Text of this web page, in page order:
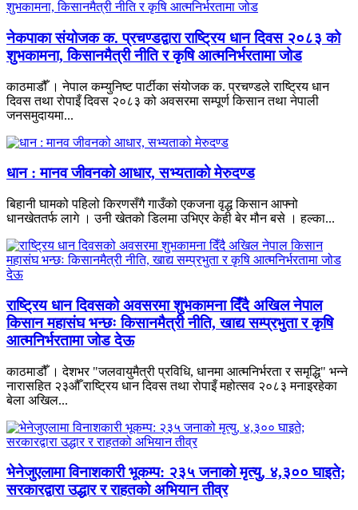
नेकपाका संयोजक क. प्रचण्डद्वारा राष्ट्रिय धान दिवस २०८३ को
शुभकामना, किसानमैत्री नीति र कृषि आत्मनिर्भरतामा जोड
काठमाडौँ । नेपाल कम्युनिष्ट पार्टीका संयोजक क. प्रचण्डले राष्ट्रिय धान
दिवस तथा रोपाइँ दिवस २०८३ को अवसरमा सम्पूर्ण किसान तथा नेपाली
जनसमुदायमा...
धान : मानव जीवनको आधार, सभ्यताको मेरुदण्ड
बिहानी घामको पहिलो किरणसँगै गाउँको एकजना वृद्ध किसान आफ्नो
धानखेततर्फ लागे । उनी खेतको डिलमा उभिएर केही बेर मौन बसे । हल्का...
राष्ट्रिय धान दिवसको अवसरमा शुभकामना दिँदै अखिल नेपाल
किसान महासंघ भन्छः किसानमैत्री नीति, खाद्य सम्प्रभुता र कृषि
आत्मनिर्भरतामा जोड देऊ
काठमाडौँ । देशभर "जलवायुमैत्री प्रविधि, धानमा आत्मनिर्भरता र समृद्धि" भन्ने
नारासहित २३औँ राष्ट्रिय धान दिवस तथा रोपाइँ महोत्सव २०८३ मनाइरहेका
बेला अखिल...
भेनेजुएलामा विनाशकारी भूकम्प: २३५ जनाको मृत्यु, ४,३०० घाइते;
सरकारद्वारा उद्धार र राहतको अभियान तीव्र